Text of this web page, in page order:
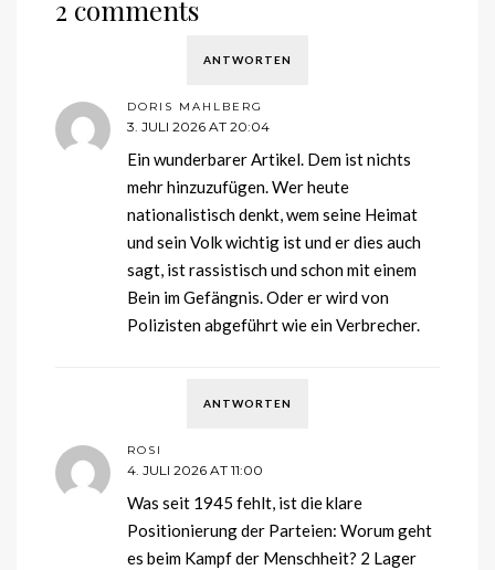
2 comments
ANTWORTEN
DORIS MAHLBERG
3. JULI 2026 AT 20:04
Ein wunderbarer Artikel. Dem ist nichts
mehr hinzuzufügen. Wer heute
nationalistisch denkt, wem seine Heimat
und sein Volk wichtig ist und er dies auch
sagt, ist rassistisch und schon mit einem
Bein im Gefängnis. Oder er wird von
Polizisten abgeführt wie ein Verbrecher.
ANTWORTEN
ROSI
4. JULI 2026 AT 11:00
Was seit 1945 fehlt, ist die klare
Positionierung der Parteien: Worum geht
es beim Kampf der Menschheit? 2 Lager